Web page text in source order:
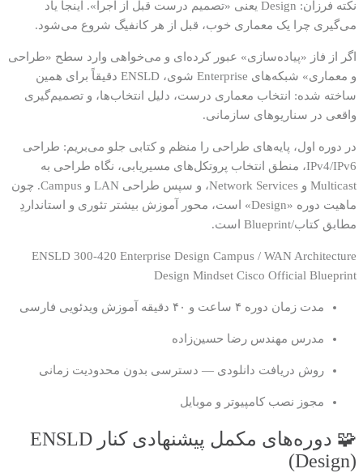
نکته فرزان: Design یعنی «تصمیم درست قبل از اجرا». اینجا یاد
می‌گیری چرا یک معماری خوب، قبل از هر کانفیگ شروع می‌شود.
اگر از فاز «پیاده‌سازی» عبور کرده‌ای و می‌خواهی وارد سطح «طراحی
و معماری» شبکه‌های Enterprise شوی، ENSLD دقیقاً برای همین
ساخته شده: انتخاب معماری درست، دلیل انتخاب‌ها، و تصمیم‌گیری
واقعی در سناریوهای سازمانی.
در دوره اول، پایه‌های طراحی را منظم و کتابی جلو می‌بریم: طراحی
IPv4/IPv6، منطق انتخاب پروتکل‌های مسیریابی، نگاه طراحی به
Multicast و Network Services، و سپس طراحی LAN و Campus. چون
ماهیت دوره «Design» است، محور آموزش بیشتر تئوری و استانداردِ
مطابق کتاب/Blueprint است.
ENSLD 300-420 Enterprise Design Campus / WAN Architecture
Design Mindset Cisco Official Blueprint
مدت زمان دوره ۴ ساعت و ۴۰ دقیقه آموزش ویدئویی فارسی
مدرس مهندس رضا حسین‌زاده
روش دریافت دانلودی — دسترسی بدون محدودیت زمانی
مجوز نصب کامپیوتر و موبایل
🧩 دوره‌های مکمل پیشنهادی کنار ENSLD
(Design)